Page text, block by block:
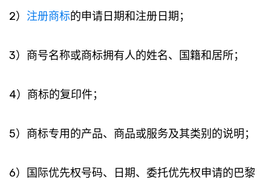
2） 注册商标的申请日期和注册日期；
3）商号名称或商标拥有人的姓名、国籍和居所；
4）商标的复印件；
5）商标专用的产品、商品或服务及其类别的说明；
6）国际优先权号码、日期、委托优先权申请的巴黎